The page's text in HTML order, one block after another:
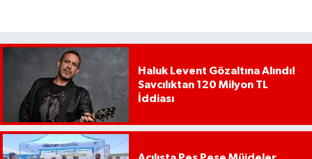
Haluk Levent Gözaltına Alındı!
Savcılıktan 120 Milyon TL
İddiası